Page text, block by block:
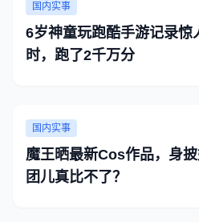
国内实事
6岁神童玩跑酷手游记录惊
时，跑了2千万分
国内实事
魔王晒最新Cos作品，身
团儿真比不了？